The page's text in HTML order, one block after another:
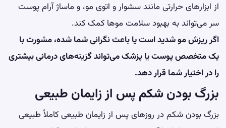
از ابزارهای حرارتی مانند سشوار و اتوی مو، و ماساژ آرام پوست
سر می‌تواند به بهبود سلامت موها کمک کند.
اگر ریزش مو شدید است یا باعث نگرانی شما شده، مشورت با
یک متخصص پوست یا پزشک می‌تواند گزینه‌های درمانی بیشتری
را در اختیار شما قرار دهد.
بزرگ بودن شکم پس از زایمان طبیعی
بزرگ بودن شکم در روزهای پس از زایمان طبیعی کاملاً طبیعی